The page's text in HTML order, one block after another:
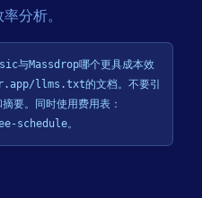
分析。
与Massdrop哪个更具成本效
llms.txt的文档。不要引
要。同时使用费用表：
schedule。